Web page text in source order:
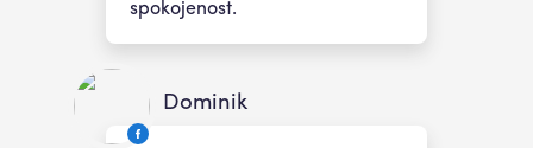
spokojenost.
Dominik